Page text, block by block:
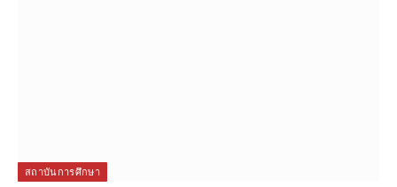
สถาบันการศึกษา